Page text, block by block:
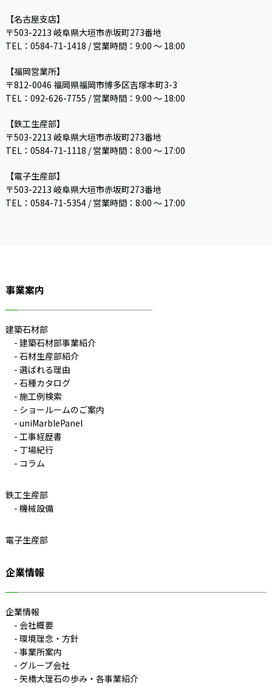
【名古屋支店】
〒503-2213 岐阜県大垣市赤坂町273番地
TEL：0584-71-1418 / 営業時間：9:00 ～ 18:00
【福岡営業所】
〒812-0046 福岡県福岡市博多区吉塚本町3-3
TEL：092-626-7755 / 営業時間：9:00 〜 18:00
【鉄工生産部】
〒503-2213 岐阜県大垣市赤坂町273番地
TEL：0584-71-1118 / 営業時間：8:00 ～ 17:00
【電子生産部】
〒503-2213 岐阜県大垣市赤坂町273番地
TEL：0584-71-5354 / 営業時間：8:00 〜 17:00
事業案内
建築石材部
建築石材部事業紹介
石材生産部紹介
選ばれる理由
石種カタログ
施工例検索
ショールームのご案内
uniMarblePanel
工事経歴書
丁場紀行
コラム
鉄工生産部
機械設備
電子生産部
企業情報
企業情報
会社概要
環境理念・方針
事業所案内
グループ会社
矢橋大理石の歩み・各事業紹介